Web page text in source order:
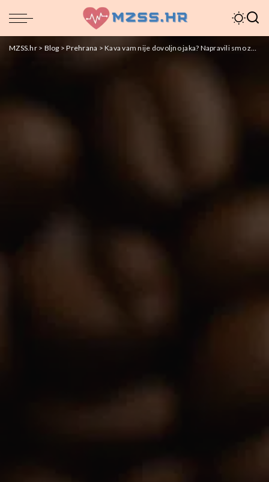
MZSS.hr> Blog >Prehrana >Kava vam nije dovoljno jaka? Napravili smo znanstveno istraživanje kako ju pojačati.